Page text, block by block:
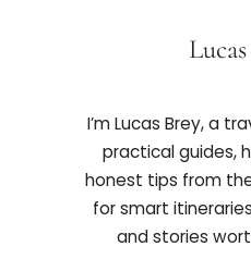
I’m Lucas Brey, a
practical guides,
honest tips from
for smart
and stories